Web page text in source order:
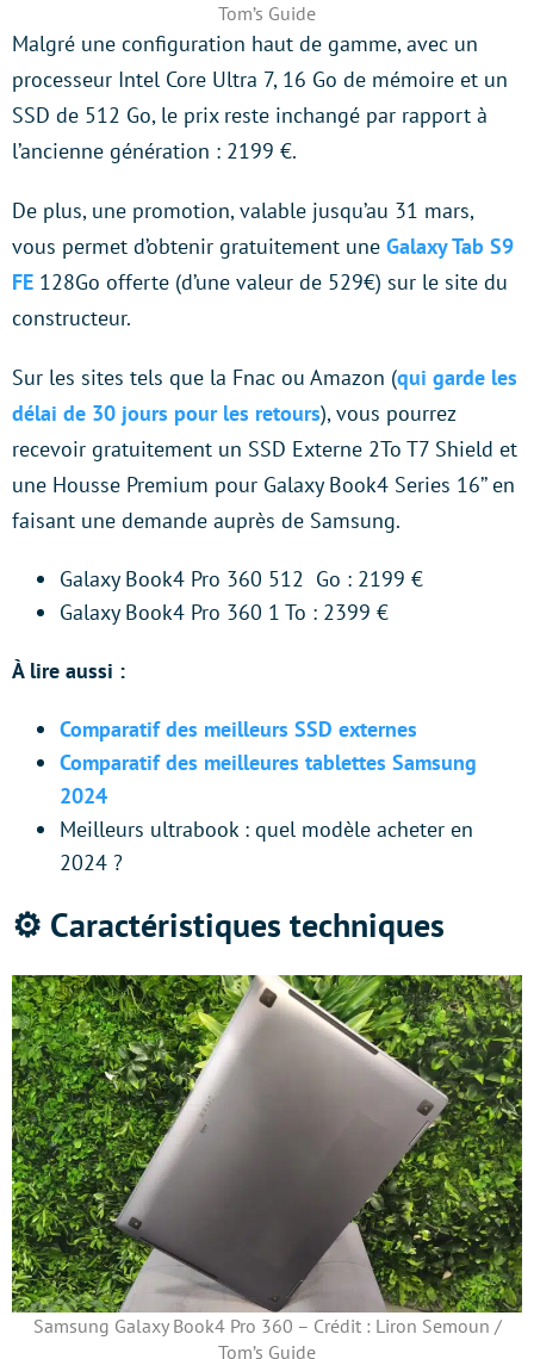
Tom’s Guide
Malgré une configuration haut de gamme, avec un
processeur Intel Core Ultra 7, 16 Go de mémoire et un
SSD de 512 Go, le prix reste inchangé par rapport à
l’ancienne génération : 2199 €.
De plus, une promotion, valable jusqu’au 31 mars,
vous permet d’obtenir gratuitement une Galaxy Tab S9
FE 128Go offerte (d’une valeur de 529€) sur le site du
constructeur.
Sur les sites tels que la Fnac ou Amazon (qui garde les
délai de 30 jours pour les retours), vous pourrez
recevoir gratuitement un SSD Externe 2To T7 Shield et
une Housse Premium pour Galaxy Book4 Series 16’’ en
faisant une demande auprès de Samsung.
Galaxy Book4 Pro 360 512 Go : 2199 €
Galaxy Book4 Pro 360 1 To : 2399 €
À lire aussi :
Comparatif des meilleurs SSD externes
Comparatif des meilleures tablettes Samsung
2024
Meilleurs ultrabook : quel modèle acheter en
2024 ?
⚙️ Caractéristiques techniques
Samsung Galaxy Book4 Pro 360 – Crédit : Liron Semoun /
Tom’s Guide